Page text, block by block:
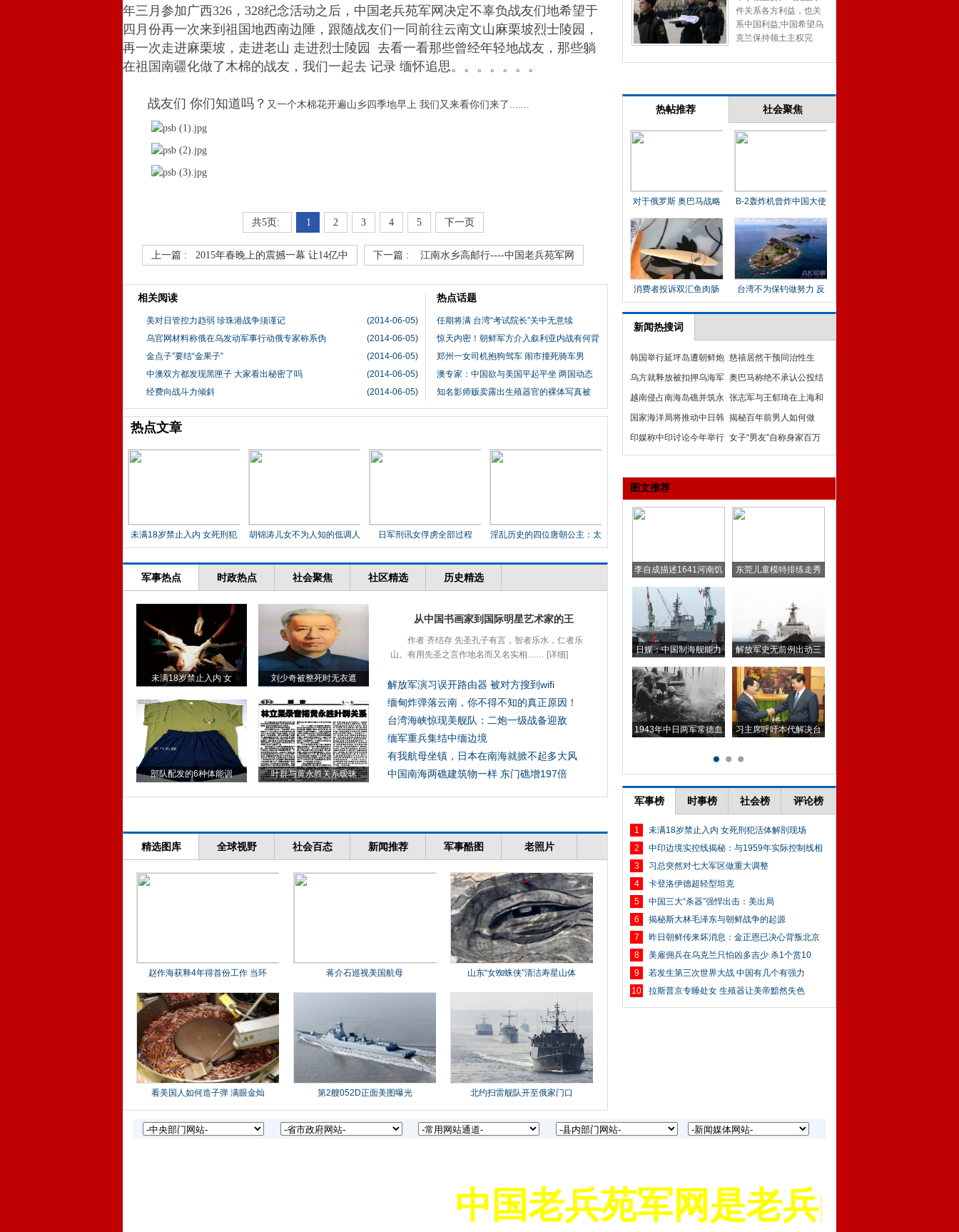
年三月参加广西326，328纪念活动之后，中国老兵苑军网决定不辜负战友们地希望于
四月份再一次来到祖国地西南边陲，跟随战友们一同前往云南文山麻栗坡烈士陵园，
再一次走进麻栗坡，走进老山 走进烈士陵园 去看一看那些曾经年轻地战友，那些躺
在祖国南疆化做了木棉的战友，我们一起去 记录 缅怀追思。。。。。。。
战友们 你们知道吗？ 又一个木棉花开遍山乡四季地早上 我们又来看你们来了.......
共5页: 1 2 3 4 5 下一页
上一篇 : 2015年春晚上的震撼一幕 让14亿中 下一篇 : 江南水乡高邮行----中国老兵苑军网
相关阅读
(2014-06-05)
美对日管控力趋弱 珍珠港战争须谨记
(2014-06-05)
乌官网材料称俄在乌发动军事行动俄专家称系伪
(2014-06-05)
金点子”要结“金果子”
(2014-06-05)
中澳双方都发现黑匣子 大家看出秘密了吗
(2014-06-05)
经费向战斗力倾斜
热点话题
任期将满 台湾“考试院长”关中无意续
惊天内密！朝鲜军方介入叙利亚内战有何背
郑州一女司机抱狗驾车 闹市撞死骑车男
澳专家：中国欲与美国平起平坐 两国动态
知名影师贩卖露出生殖器官的裸体写真被
热点文章
未满18岁禁止入内 女死刑犯 胡锦涛儿女不为人知的低调人 日军刑讯女俘虏全部过程
淫乱历史的四位唐朝公主：太
平
新闻热搜词
韩国举行延坪岛遭朝鲜炮
击两周年纪念活动
慈禧居然干预同治性生
活：皇帝不敢与皇后同房
乌方就释放被扣押乌海军
司令与克里米亚展开谈
奥巴马称绝不承认公投结
果 要让俄付出更高代价
越南侵占南海岛礁并筑永
久哨所及反登陆障碍
张志军与王郁琦在上海和
平饭店茶叙
国家海洋局将推动中日韩
海洋合作上升至新层次
揭秘百年前男人如何做
SPA
印媒称中印讨论今年举行
空军和海军联合演习
女子“男友”自称身家百万
经常借钱 领证当天失踪
军事榜 时事榜 社会榜 评论榜
1
未满18岁禁止入内 女死刑犯活体解剖现场
2
中印边境实控线揭秘：与1959年实际控制线相
3
习总突然对七大军区做重大调整
4
卡登洛伊德超轻型坦克
5
中国三大“杀器”强悍出击：美出局
6
揭秘斯大林毛泽东与朝鲜战争的起源
7
昨日朝鲜传来坏消息：金正恩已决心背叛北京
8
美雇佣兵在乌克兰只怕凶多吉少 杀1个赏10
9
若发生第三次世界大战 中国有几个有强力
10
拉斯普京专睡处女 生殖器让美帝黯然失色
中国老兵苑军网是老兵的网上家